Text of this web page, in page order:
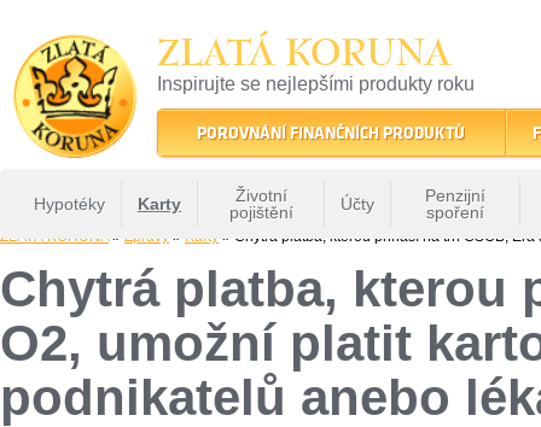
ZLATÁ KORUNA
Inspirujte se nejlepšími produkty roku
22 let tradice a kvality na finančním trhu
POROVNÁNÍ FINANČNÍCH PRODUKTŮ
Hypotéky Karty
Životní
pojištění
Účty
Penzijní
spoření
ZLATÁ KORUNA» Zprávy » Karty » Chytrá platba, kterou přináší na trh ČSOB,
Chytrá platba, kterou
O2, umožní platit
podnikatelů anebo